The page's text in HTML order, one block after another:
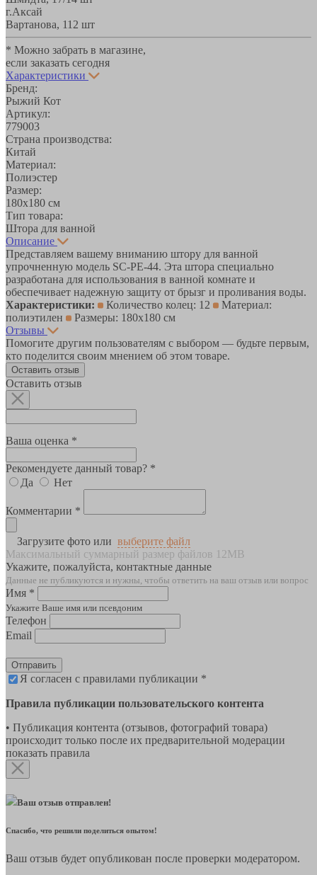
г.Аксай
Вартанова, 11 2 шт
* Можно забрать в магазине,
если заказать сегодня
Характеристики
Бренд:
Рыжий Кот
Артикул:
779003
Страна производства:
Китай
Материал:
Полиэстер
Размер:
180х180 см
Тип товара:
Штора для ванной
Описание
Представляем вашему вниманию штору для ванной
упрочненную модель SC-PE-44. Эта штора специально
разработана для использования в ванной комнате и
обеспечивает надежную защиту от брызг и проливания воды.
Характеристики:
Количество колец: 12
Материал:
полиэтилен
Размеры: 180х180 см
Отзывы
Помогите другим пользователям с выбором — будьте первым,
кто поделится своим мнением об этом товаре.
Оставить отзыв
Оставить отзыв
Ваша оценка *
Рекомендуете данный товар? *
Да
Нет
Комментарии *
Загрузите фото или выберите файл
Максимальный суммарный размер файлов 12MB
Укажите, пожалуйста, контактные данные
Данные не публикуются и нужны, чтобы ответить на ваш отзыв или вопрос
Имя *
Укажите Ваше имя или псевдоним
Телефон
Email
Отправить
Я согласен с правилами публикации *
Правила публикации пользовательского контента
• Публикация контента (отзывов, фотографий товара)
происходит только после их предварительной модерации
показать правила
Ваш отзыв отправлен!
Спасибо, что решили поделиться опытом!
Ваш отзыв будет опубликован после проверки модератором.